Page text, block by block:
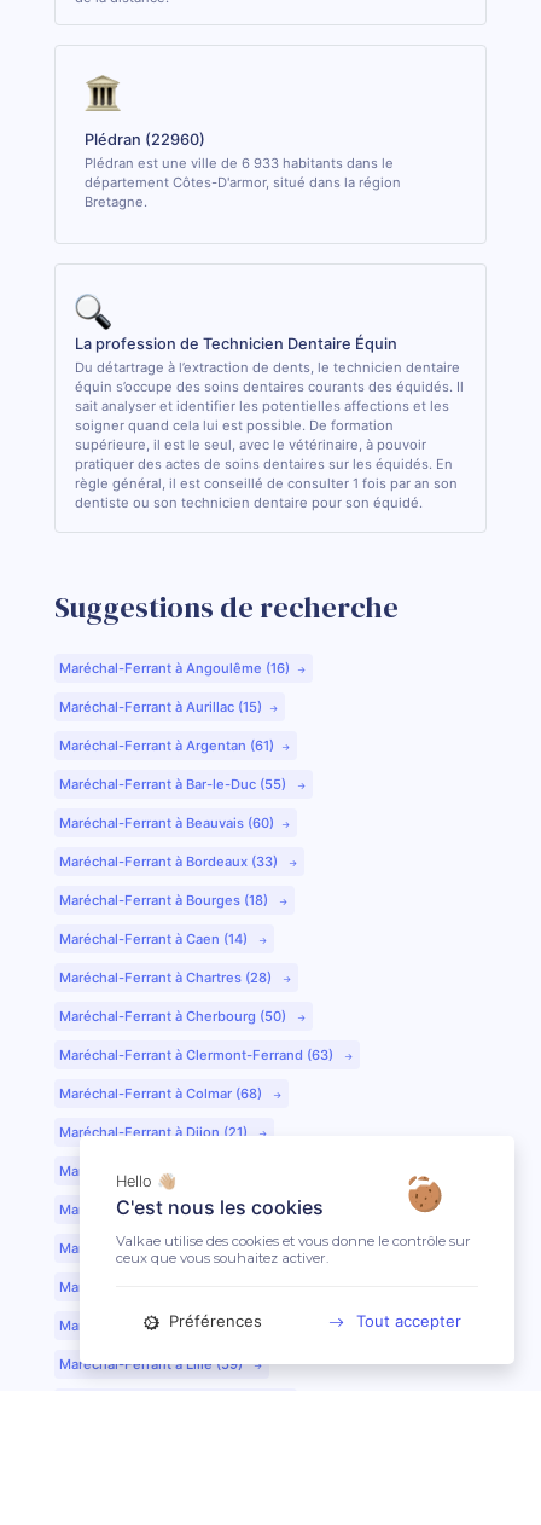
Plédran (22960)
Plédran est une ville de 6 933 habitants dans le
département Côtes-D'armor, situé dans la région
Bretagne.
La profession de Technicien Dentaire Équin
Du détartrage à l’extraction de dents, le technicien dentaire
équin s’occupe des soins dentaires courants des équidés. Il
sait analyser et identifier les potentielles affections et les
soigner quand cela lui est possible. De formation
supérieure, il est le seul, avec le vétérinaire, à pouvoir
pratiquer des actes de soins dentaires sur les équidés. En
règle général, il est conseillé de consulter 1 fois par an son
dentiste ou son technicien dentaire pour son équidé.
Suggestions de recherche
Maréchal-Ferrant à Angoulême (16)
Maréchal-Ferrant à Aurillac (15)
Maréchal-Ferrant à Argentan (61)
Maréchal-Ferrant à Bar-le-Duc (55)
Maréchal-Ferrant à Beauvais (60)
Maréchal-Ferrant à Bordeaux (33)
Maréchal-Ferrant à Bourges (18)
Maréchal-Ferrant à Caen (14)
Maréchal-Ferrant à Chartres (28)
Maréchal-Ferrant à Cherbourg (50)
Maréchal-Ferrant à Clermont-Ferrand (63)
Maréchal-Ferrant à Colmar (68)
Maréchal-Ferrant à Dijon (21)
Maréchal-Ferrant à Evreux (27)
Maréchal-Ferrant à Fontainebleau (77)
Maréchal-Ferrant à Grenoble (38)
Maréchal-Ferrant à Guéret (23)
Maréchal-Ferrant au Mans (72)
Maréchal-Ferrant à Lille (59)
Hello 👋🏼
C'est nous les cookies
Valkae utilise des cookies et vous donne le contrôle sur
ceux que vous souhaitez activer.
Préférences Tout accepter